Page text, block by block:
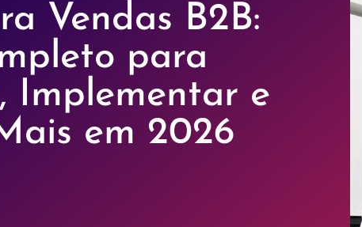
Vendas B2B:
para
Implementar e
em 2026